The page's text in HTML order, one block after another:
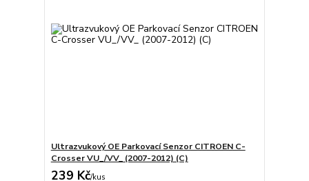
Ultrazvukový OE Parkovací Senzor CITROEN C-
Crosser VU_/VV_ (2007-2012) (C)
239 Kč/kus